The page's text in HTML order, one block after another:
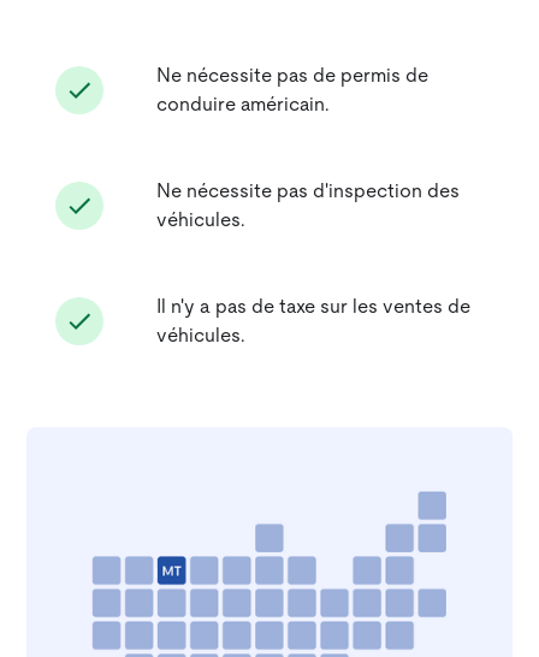
Ne nécessite pas de permis de
conduire américain.
Ne nécessite pas d'inspection des
véhicules.
Il n'y a pas de taxe sur les ventes de
véhicules.